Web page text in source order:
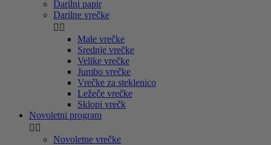
Darilni papir
Darilne vrečke
 
Male vrečke
Srednje vrečke
Velike vrečke
Jumbo vrečke
Vrečke za steklenico
Ležeče vrečke
Sklopi vrečk
Novoletni program
 
Novoletne vrečke